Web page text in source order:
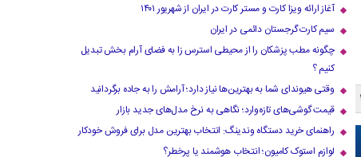
آغاز ارائه ویزا کارت و مستر کارت در ایران از شهریور ۱۴۰۱
سیم کارت گرجستان دائمی در ایران
چگونه مطب پزشکان را از محیطی استرس زا به فضای آرام بخش تبدیل
کنیم ؟
وقتی هیوندای شما به بهترین‌ها نیاز دارد؛ آرامش را به جاده برگردانید
قیمت گوشی‌های تازه‌وارد؛ نگاهی به نرخ مدل‌های جدید بازار
راهنمای خرید دستگاه وندینگ: انتخاب بهترین مدل برای فروش خودکار
لوازم استوک کامیون؛ انتخاب هوشمند یا پرخطر؟